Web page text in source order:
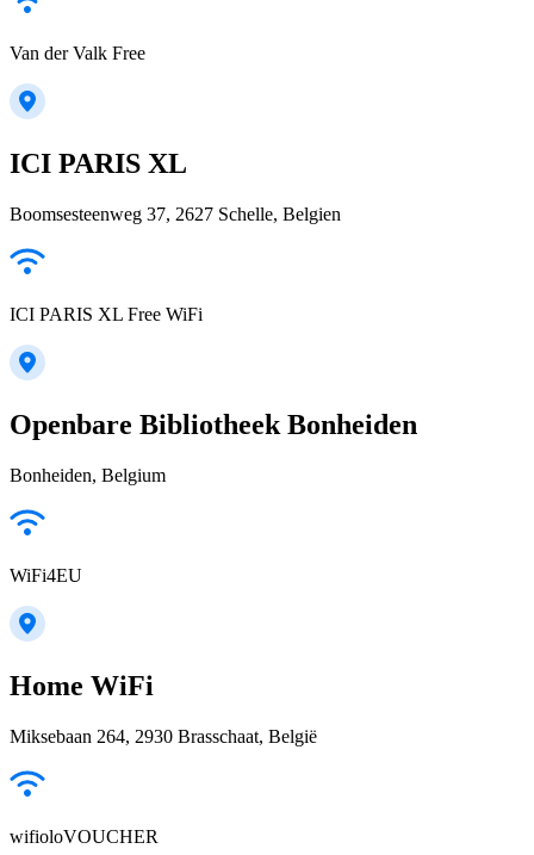
Van der Valk Free
ICI PARIS XL
Boomsesteenweg 37, 2627 Schelle, Belgien
ICI PARIS XL Free WiFi
Openbare Bibliotheek Bonheiden
Bonheiden, Belgium
WiFi4EU
Home WiFi
Miksebaan 264, 2930 Brasschaat, België
wifioloVOUCHER